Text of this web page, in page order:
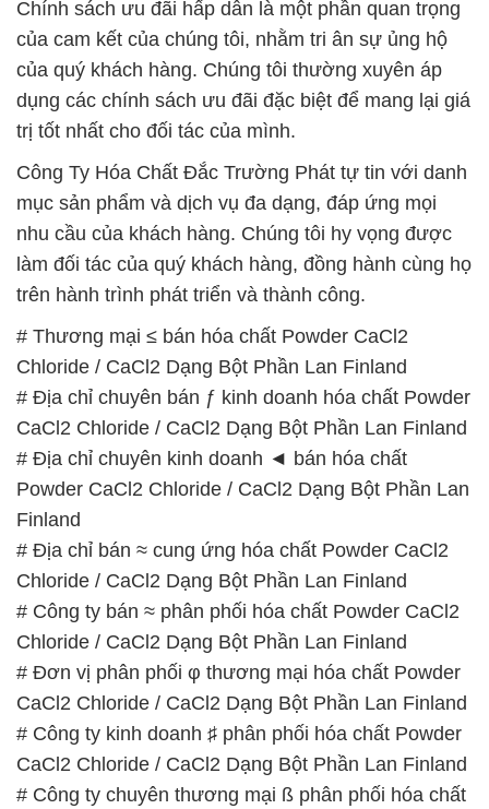
Chính sách ưu đãi hấp dẫn là một phần quan trọng
của cam kết của chúng tôi, nhằm tri ân sự ủng hộ
của quý khách hàng. Chúng tôi thường xuyên áp
dụng các chính sách ưu đãi đặc biệt để mang lại giá
trị tốt nhất cho đối tác của mình.
Công Ty Hóa Chất Đắc Trường Phát tự tin với danh
mục sản phẩm và dịch vụ đa dạng, đáp ứng mọi
nhu cầu của khách hàng. Chúng tôi hy vọng được
làm đối tác của quý khách hàng, đồng hành cùng họ
trên hành trình phát triển và thành công.
# Thương mại ≤ bán hóa chất Powder CaCl2
Chloride / CaCl2 Dạng Bột Phần Lan Finland
# Địa chỉ chuyên bán ƒ kinh doanh hóa chất Powder
CaCl2 Chloride / CaCl2 Dạng Bột Phần Lan Finland
# Địa chỉ chuyên kinh doanh ◄ bán hóa chất
Powder CaCl2 Chloride / CaCl2 Dạng Bột Phần Lan
Finland
# Địa chỉ bán ≈ cung ứng hóa chất Powder CaCl2
Chloride / CaCl2 Dạng Bột Phần Lan Finland
# Công ty bán ≈ phân phối hóa chất Powder CaCl2
Chloride / CaCl2 Dạng Bột Phần Lan Finland
# Đơn vị phân phối φ thương mại hóa chất Powder
CaCl2 Chloride / CaCl2 Dạng Bột Phần Lan Finland
# Công ty kinh doanh ♯ phân phối hóa chất Powder
CaCl2 Chloride / CaCl2 Dạng Bột Phần Lan Finland
# Công ty chuyên thương mại ß phân phối hóa chất